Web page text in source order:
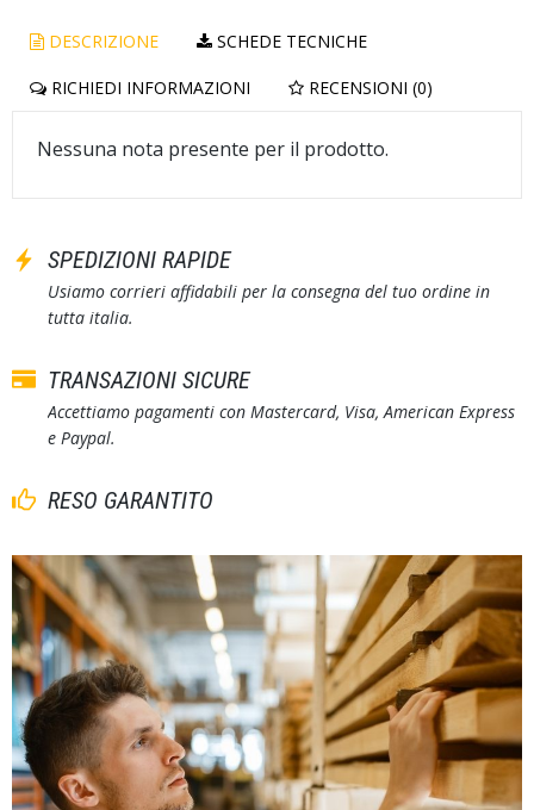
DESCRIZIONE SCHEDE TECNICHE
RICHIEDI INFORMAZIONI RECENSIONI (0)
Nessuna nota presente per il prodotto.
SPEDIZIONI RAPIDE
Usiamo corrieri affidabili per la consegna del tuo ordine in
tutta italia.
TRANSAZIONI SICURE
Accettiamo pagamenti con Mastercard, Visa, American Express
e Paypal.
RESO GARANTITO